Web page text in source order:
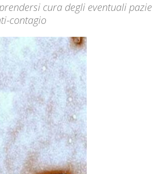
cura degli eventuali
contagio